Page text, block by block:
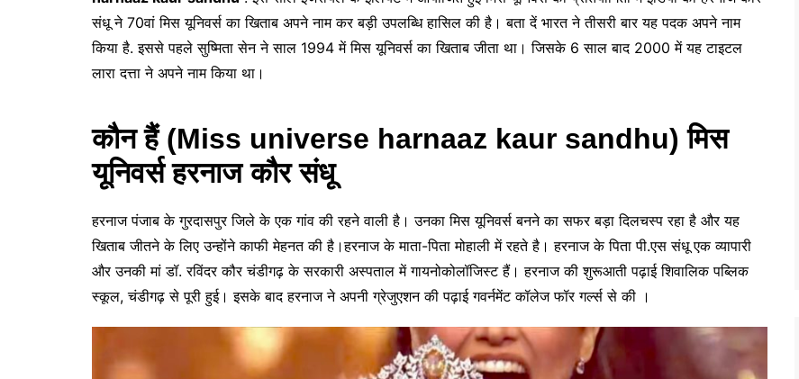
संधू ने 70वां मिस यूनिवर्स का खिताब अपने नाम कर बड़ी उपलब्धि हासिल की है। बता दें भारत ने तीसरी बार यह पदक अपने नाम
किया है. इससे पहले सुष्मिता सेन ने साल 1994 में मिस यूनिवर्स का खिताब जीता था। जिसके 6 साल बाद 2000 में यह टाइटल
लारा दत्ता ने अपने नाम किया था।
कौन हैं (Miss universe harnaaz kaur sandhu) मिस
यूनिवर्स हरनाज कौर संधू
हरनाज पंजाब के गुरदासपुर जिले के एक गांव की रहने वाली है। उनका मिस यूनिवर्स बनने का सफर बड़ा दिलचस्प रहा है और यह
खिताब जीतने के लिए उन्होंने काफी मेहनत की है।हरनाज के माता-पिता मोहाली में रहते है। हरनाज के पिता पी.एस संधू एक व्यापारी
और उनकी मां डॉ. रविंदर कौर चंडीगढ़ के सरकारी अस्पताल में गायनोकोलॉजिस्ट हैं। हरनाज की शुरूआती पढ़ाई शिवालिक पब्लिक
स्कूल, चंडीगढ़ से पूरी हुई। इसके बाद हरनाज ने अपनी ग्रेजुएशन की पढ़ाई गवर्नमेंट कॉलेज फॉर गर्ल्स से की ।